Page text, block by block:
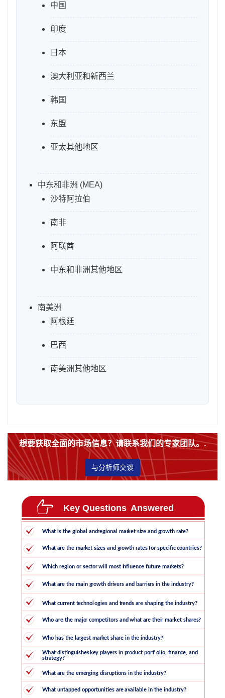
中国
印度
日本
澳大利亚和新西兰
韩国
东盟
亚太其他地区
中东和非洲 (MEA)
沙特阿拉伯
南非
阿联酋
中东和非洲其他地区
南美洲
阿根廷
巴西
南美洲其他地区
想要获取全面的市场信息？请联系我们的专家团队。.
与分析师交谈